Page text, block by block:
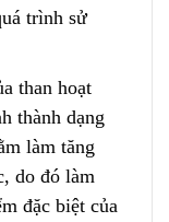
trình sử
than hoạt
thành dạng
làm tăng
do đó làm
đặc biệt của